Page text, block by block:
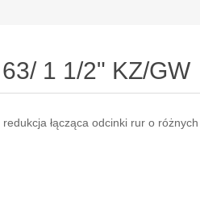
1 1/2" KZ/GW
łącząca odcinki rur o różnych